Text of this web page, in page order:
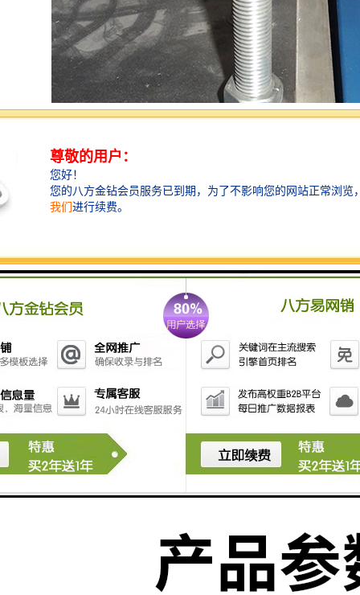
方法。在进行轨道式振动摩擦热合时，上部的工件以固
定的速度进行轨道运动——向各个方向的圆周运动。运
动可以产生热能，使两个塑料件的热合部分达到熔点。
一旦塑料开始熔化，运动就停止，两个工件的热合部分
将凝固并牢牢的连接在一起。小的夹持力会导致工件产
生小程度的变形，直径在10英寸以内的工件可以用应用
轨道式振动摩擦进行热合。